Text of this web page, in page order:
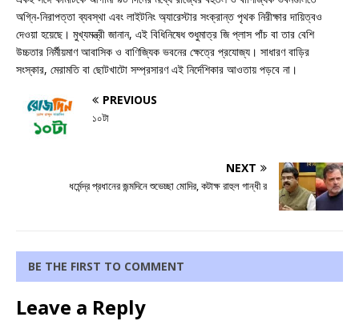
অগ্নি-নিরাপত্তা ব্যবস্থা এবং লাইটনিং অ্যারেস্টার সংক্রান্ত পৃথক নিরীক্ষার দায়িত্বও
দেওয়া হয়েছে। মুখ্যমন্ত্রী জানান, এই বিধিনিষেধ শুধুমাত্র জি প্লাস পাঁচ বা তার বেশি
উচ্চতার নির্মীয়মাণ আবাসিক ও বাণিজ্যিক ভবনের ক্ষেত্রে প্রযোজ্য। সাধারণ বাড়ির
সংস্কার, মেরামতি বা ছোটখাটো সম্প্রসারণ এই নির্দেশিকার আওতায় পড়বে না।
PREVIOUS
১০টা
NEXT
ধর্মেন্দ্র প্রধানের জন্মদিনে শুভেচ্ছা মোদির, কটাক্ষ রাহুল গান্ধী র
BE THE FIRST TO COMMENT
Leave a Reply